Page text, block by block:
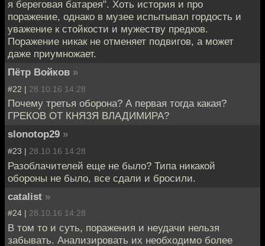
я береговая батарея". Хоть история и про
поражение, однако в музее испытывал гордость и
уважение к стойкости и мужеству предков.
Поражение никак не отменяет подвигов, а может
даже приумножает.
Пётр Войков »
#22 | 28.10.16 14:28
Почему третья оборона? А первая тогда какая?
ГРЕКОВ ОТ КНЯЗЯ ВЛАДИМИРА?
slonotop29 »
#23 | 28.10.16 14:28
Разоблачителей еще не было? Типа никакой
обороны не было, все сдали и бросили.
catalist »
#24 | 28.10.16 14:28
В том то и суть, поражения и неудачи нельзя
забывать. Анализировать их необходимо более